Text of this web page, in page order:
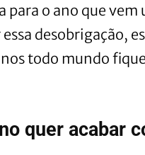
para o ano que
desobrigação,
todo mundo
quer acabar